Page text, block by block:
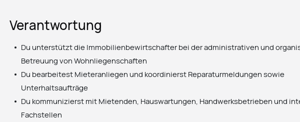
Verantwortung
Du unterstützt die Immobilienbewirtschafter bei der administrativen und
Betreuung von Wohnliegenschaften
Du bearbeitest Mieteranliegen und koordinierst Reparaturmeldungen sowie
Unterhaltsaufträge
Du kommunizierst mit Mietenden, Hauswartungen, Handwerksbetrieben und
Fachstellen